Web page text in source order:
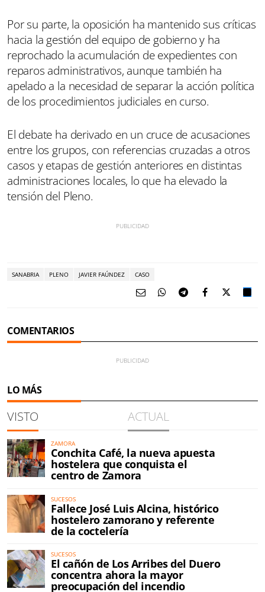
Por su parte, la oposición ha mantenido sus críticas
hacia la gestión del equipo de gobierno y ha
reprochado la acumulación de expedientes con
reparos administrativos, aunque también ha
apelado a la necesidad de separar la acción política
de los procedimientos judiciales en curso.
El debate ha derivado en un cruce de acusaciones
entre los grupos, con referencias cruzadas a otros
casos y etapas de gestión anteriores en distintas
administraciones locales, lo que ha elevado la
tensión del Pleno.
SANABRIA PLENO JAVIER FAÚNDEZ CASO
COMENTARIOS
LO MÁS
VISTO ACTUAL
ZAMORA
Conchita Café, la nueva apuesta
hostelera que conquista el
centro de Zamora
SUCESOS
Fallece José Luis Alcina, histórico
hostelero zamorano y referente
de la coctelería
SUCESOS
El cañón de Los Arribes del Duero
concentra ahora la mayor
preocupación del incendio